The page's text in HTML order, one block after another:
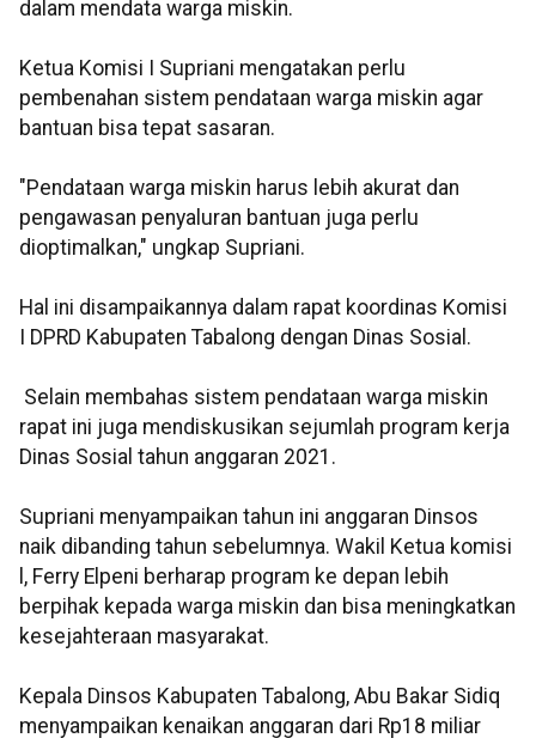
dalam mendata warga miskin.
Ketua Komisi I Supriani mengatakan perlu
pembenahan sistem pendataan warga miskin agar
bantuan bisa tepat sasaran.
"Pendataan warga miskin harus lebih akurat dan
pengawasan penyaluran bantuan juga perlu
dioptimalkan," ungkap Supriani.
Hal ini disampaikannya dalam rapat koordinas Komisi
I DPRD Kabupaten Tabalong dengan Dinas Sosial.
Selain membahas sistem pendataan warga miskin
rapat ini juga mendiskusikan sejumlah program kerja
Dinas Sosial tahun anggaran 2021.
Supriani menyampaikan tahun ini anggaran Dinsos
naik dibanding tahun sebelumnya. Wakil Ketua komisi
l, Ferry Elpeni berharap program ke depan lebih
berpihak kepada warga miskin dan bisa meningkatkan
kesejahteraan masyarakat.
Kepala Dinsos Kabupaten Tabalong, Abu Bakar Sidiq
menyampaikan kenaikan anggaran dari Rp18 miliar